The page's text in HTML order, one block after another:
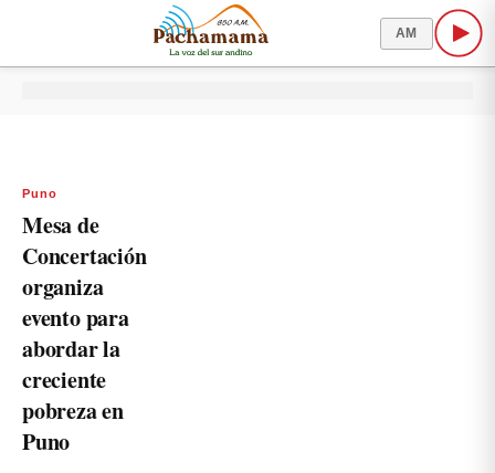
AM
Puno
Mesa de
Concertación
organiza
evento para
abordar la
creciente
pobreza en
Puno